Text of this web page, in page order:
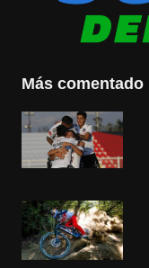
Más comentado